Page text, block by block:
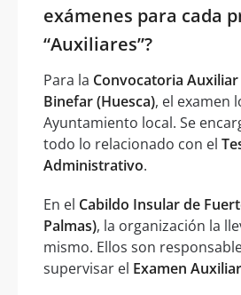
exámenes para cada
“Auxiliares”?
Para la Convocatoria
Binefar (Huesca), el examen
Ayuntamiento local. Se
todo lo relacionado con el
Administrativo.
En el Cabildo Insular de
Palmas), la organización la
mismo. Ellos son
supervisar el Examen